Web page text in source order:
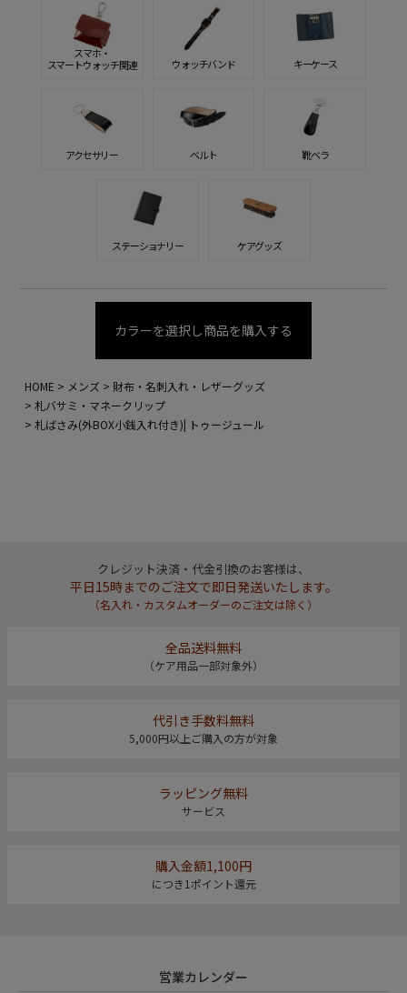
スマホ・
スマートウォッチ関連
ウォッチバンド キーケース
アクセサリー ベルト 靴ベラ
ステーショナリー ケアグッズ
カラーを選択し商品を購入する
HOME メンズ
財布・名刺入れ・レザーグッズ
札バサミ・マネークリップ
札ばさみ(外BOX小銭入れ付き)| トゥージュール
クレジット決済・代金引換のお客様は、
平日15時までのご注文で即日発送いたします。
（名入れ・カスタムオーダーのご注文は除く）
全品送料無料
（ケア用品一部対象外）
代引き手数料無料
5,000円以上ご購入の方が対象
ラッピング無料
サービス
購入金額1,100円
につき1ポイント還元
営業カレンダー